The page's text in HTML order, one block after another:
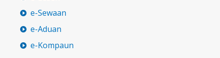
e-Sewaan
e-Aduan
e-Kompaun